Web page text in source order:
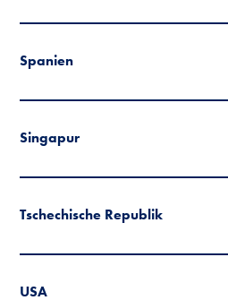
Spanien
Singapur
Tschechische Republik
USA